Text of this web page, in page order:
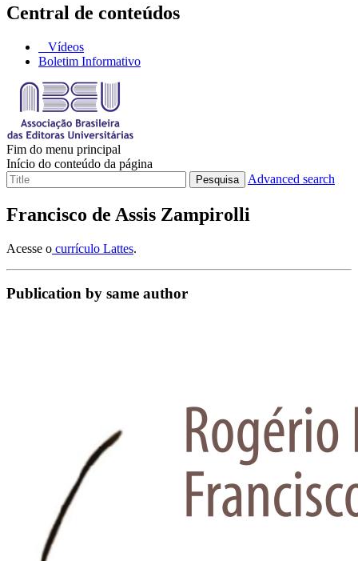
Central de conteúdos
Vídeos
Boletim Informativo
Fim do menu principal
Início do conteúdo da página
Pesquisa Advanced search
Francisco de Assis Zampirolli
Acesse o currículo Lattes.
Publication by same author